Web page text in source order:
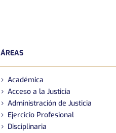
ÁREAS
Académica
Acceso a la Justicia
Administración de Justicia
Ejercicio Profesional
Disciplinaria